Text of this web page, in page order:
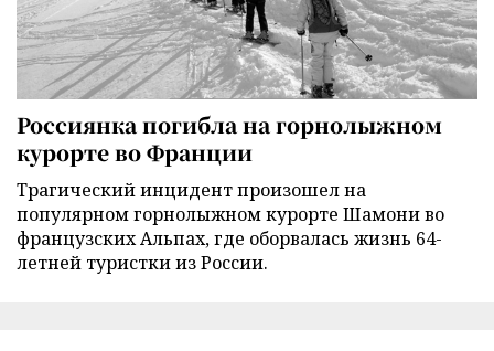
Россиянка погибла на горнолыжном
курорте во Франции
Трагический инцидент произошел на
популярном горнолыжном курорте Шамони во
французских Альпах, где оборвалась жизнь 64-
летней туристки из России.